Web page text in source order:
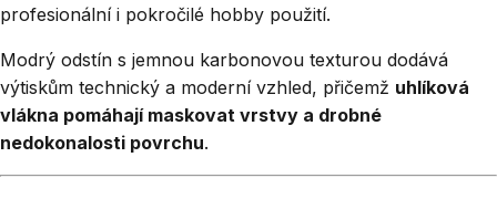
profesionální i pokročilé hobby použití.
Modrý odstín s jemnou karbonovou texturou dodává
výtiskům technický a moderní vzhled, přičemž uhlíková
vlákna pomáhají maskovat vrstvy a drobné
nedokonalosti povrchu.